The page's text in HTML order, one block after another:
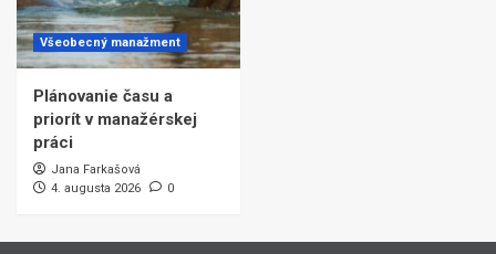
Všeobecný manažment
Plánovanie času a
priorít v manažérskej
práci
Jana Farkašová
4. augusta 2026
0